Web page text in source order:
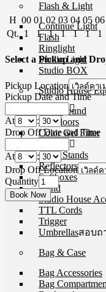
Flash & Light
Continue Light
Flash
Ringlight
Studio Light
Studio BOX
Studio House
Background
Barndoors
Color Gel Filter
Copy Stands
Reflectors
Softboxes
Stand
Studio House
TTL Cords
Trigger
Umbrellas
Bag & Case
Bag Accessories
Bag
H 00 01 02 03 04 05 06
Qt. 1 1 1 1 1 1 1
Select a Pickup and
Pickup Location
Pickup Date and Time
At
:
Drop Off Date and Time
At
:
Drop Off Location
Quantity
สอบถ